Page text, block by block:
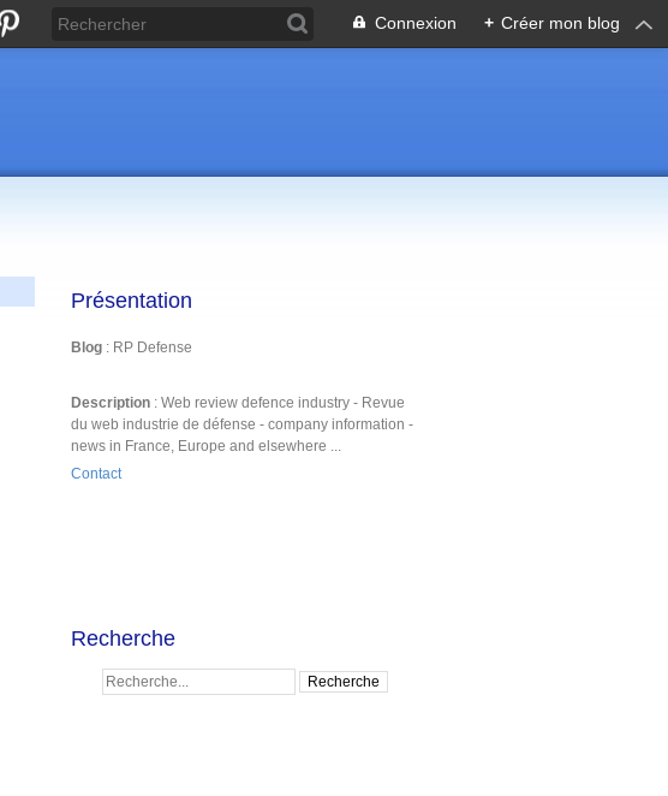
Connexion + Créer mon blog
Présentation
Blog : RP Defense
Description : Web review defence industry - Revue
du web industrie de défense - company information -
news in France, Europe and elsewhere ...
Contact
Recherche